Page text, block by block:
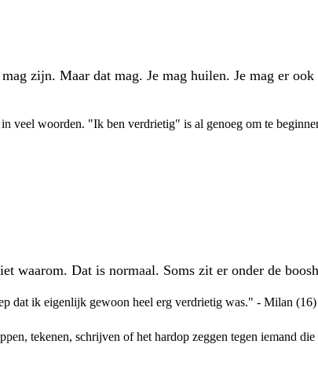
zijn. Maar dat mag. Je mag huilen. Je mag er
veel woorden. "Ik ben verdrietig" is al genoeg om te
waarom. Dat is normaal. Soms zit er onder de
dat ik eigenlijk gewoon heel erg verdrietig was." - Milan (16)
tekenen, schrijven of het hardop zeggen tegen iemand die